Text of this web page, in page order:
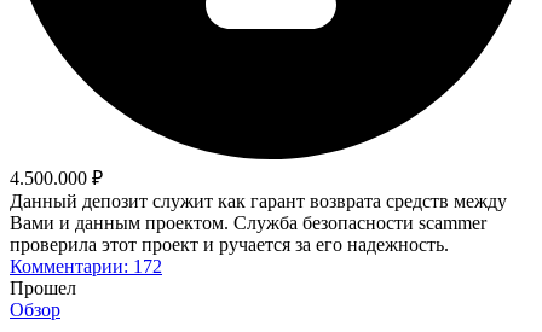
4.500.000 ₽
Данный депозит служит как гарант возврата средств между
Вами и данным проектом. Служба безопасности scammer
проверила этот проект и ручается за его надежность.
Комментарии: 172
Прошел
Обзор